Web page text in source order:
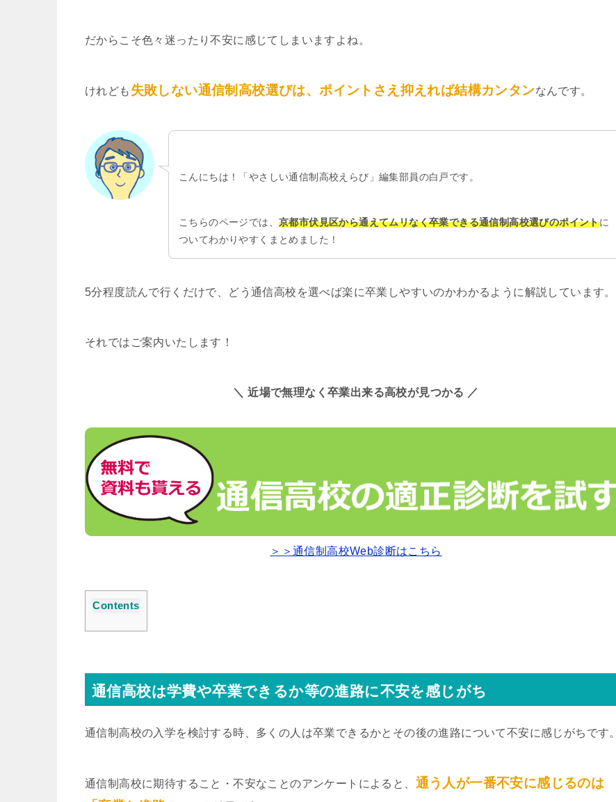
だからこそ色々迷ったり不安に感じてしまいますよね。
けれども 失敗しない通信制高校選びは、ポイントさえ抑えれば結構カンタンなんです。
こんにちは！「やさしい通信制高校えらび」編集部員の白戸です。
こちらのページでは、 京都市伏見区から通えてムリなく卒業できる通信制高校選びのポイントに
ついてわかりやすくまとめました！
5分程度読んで行くだけで、どう通信高校を選べば楽に卒業しやすいのかわかるように解説しています。
それではご案内いたします！
＼ 近場で無理なく卒業出来る高校が見つかる ／
＞＞通信制高校Web診断はこちら
Contents
通信高校は学費や卒業できるか等の進路に不安を感じがち
通信制高校の入学を検討する時、多くの人は卒業できるかとその後の進路について不安に感じがちです。
通信制高校に期待すること・不安なことのアンケートによると、 通う人が一番不安に感じるのは